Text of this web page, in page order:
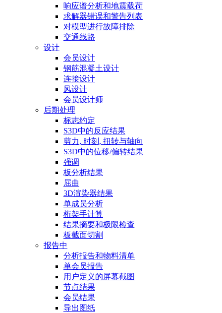
响应谱分析和地震载荷
求解器错误和警告列表
对模型进行故障排除
交通线路
设计
会员设计
钢筋混凝土设计
连接设计
风设计
会员设计师
后期处理
标志约定
S3D中的反应结果
剪力, 时刻, 扭转与轴向
S3D中的位移/偏转结果
强调
板分析结果
屈曲
3D渲染器结果
单成员分析
桁架手计算
结果摘要和极限检查
板截面切割
报告中
分析报告和物料清单
单会员报告
用户定义的屏幕截图
节点结果
会员结果
导出图纸